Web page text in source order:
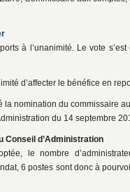
à l’unanimité. Le vote
d’affecter le bénéfice en
la nomination du commissaire
du 14 septembre
Conseil d’Administration
le nombre
6 postes sont donc à